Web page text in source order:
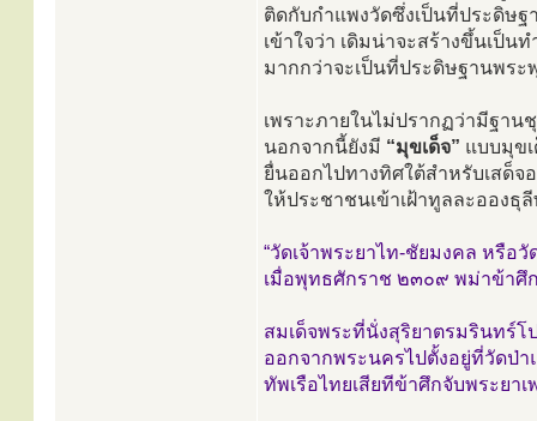
ติดกับกำแพงวัดซึ่งเป็นที่ประดิษ
เข้าใจว่า เดิมน่าจะสร้างขึ้นเป็น
มากกว่าจะเป็นที่ประดิษฐานพระ
เพราะภายในไม่ปรากฏว่ามีฐา
นอกจากนี้ยังมี “มุขเด็จ” แบบมุข
ยื่นออกไปทางทิศใต้สำหรับเสด็จ
ให้ประชาชนเข้าเฝ้าทูลละอองธุ
“วัดเจ้าพระยาไท-ชัยมงคล หรือ
เมื่อพุทธศักราช ๒๓๐๙ พม่าข้าศึ
สมเด็จพระที่นั่งสุริยาตรมรินทร์โ
ออกจากพระนครไปตั้งอยู่ที่วัดป่า
ทัพเรือไทยเสียทีข้าศึกจับพระยา